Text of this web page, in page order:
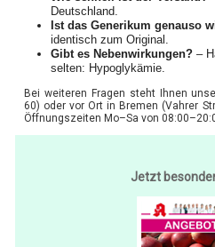
Deutschland.
Ist das Generikum genauso
identisch zum Original.
Gibt es Nebenwirkungen?–
selten: Hypoglykämie.
Bei weiteren Fragen steht Ihnen
60) oder vor Ort in Bremen (Vahrer
Öffnungszeiten Mo–Sa von
Jetzt